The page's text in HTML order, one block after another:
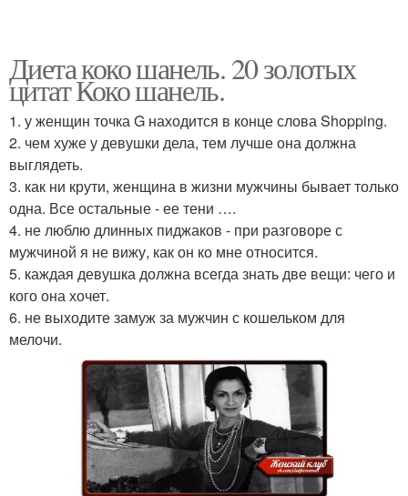
Диета коко шанель. 20 золотых
цитат Коко шанель.
1. у женщин точка G находится в конце слова Shopping.
2. чем хуже у девушки дела, тем лучше она должна
выглядеть.
3. как ни крути, женщина в жизни мужчины бывает только
одна. Все остальные - ее тени ….
4. не люблю длинных пиджаков - при разговоре с
мужчиной я не вижу, как он ко мне относится.
5. каждая девушка должна всегда знать две вещи: чего и
кого она хочет.
6. не выходите замуж за мужчин с кошельком для
мелочи.